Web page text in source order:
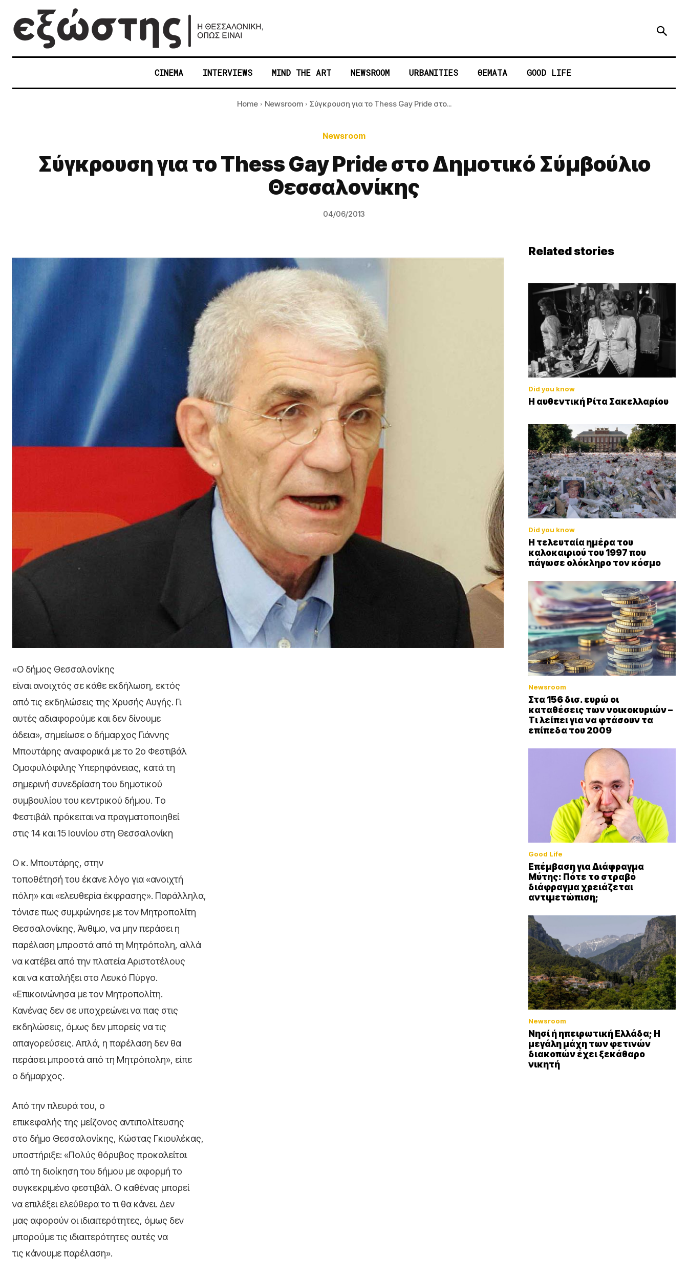
CINEMA INTERVIEWS MIND THE ART NEWSROOM URBANITIES ΘΕΜΑΤΑ GOOD LIFE
Home Newsroom Σύγκρουση για το Thess Gay Pride στο...
Newsroom
Σύγκρουση για το Thess Gay Pride στο Δημοτικό Σύμβούλιο
Θεσσαλονίκης
04/06/2013
«Ο δήμος Θεσσαλονίκης
είναι ανοιχτός σε κάθε εκδήλωση, εκτός
από τις εκδηλώσεις της Χρυσής Αυγής. Γι
αυτές αδιαφορούμε και δεν δίνουμε
άδεια», σημείωσε ο δήμαρχος Γιάννης
Μπουτάρης αναφορικά με το 2ο Φεστιβάλ
Ομοφυλόφιλης Υπερηφάνειας, κατά τη
σημερινή συνεδρίαση του δημοτικού
συμβουλίου του κεντρικού δήμου. Το
Φεστιβάλ πρόκειται να πραγματοποιηθεί
στις 14 και 15 Ιουνίου στη Θεσσαλονίκη
Ο κ. Μπουτάρης, στην
τοποθέτησή του έκανε λόγο για «ανοιχτή
πόλη» και «ελευθερία έκφρασης». Παράλληλα,
τόνισε πως συμφώνησε με τον Μητροπολίτη
Θεσσαλονίκης, Άνθιμο, να μην περάσει η
παρέλαση μπροστά από τη Μητρόπολη, αλλά
να κατέβει από την πλατεία Αριστοτέλους
και να καταλήξει στο Λευκό Πύργο.
«Επικοινώνησα με τον Μητροπολίτη.
Κανένας δεν σε υποχρεώνει να πας στις
εκδηλώσεις, όμως δεν μπορείς να τις
απαγορεύσεις. Απλά, η παρέλαση δεν θα
περάσει μπροστά από τη Μητρόπολη», είπε
ο δήμαρχος.
Από την πλευρά του, ο
επικεφαλής της μείζονος αντιπολίτευσης
στο δήμο Θεσσαλονίκης, Κώστας Γκιουλέκας,
υποστήριξε: «Πολύς θόρυβος προκαλείται
από τη διοίκηση του δήμου με αφορμή το
συγκεκριμένο φεστιβάλ. Ο καθένας μπορεί
να επιλέξει ελεύθερα το τι θα κάνει. Δεν
μας αφορούν οι ιδιαιτερότητες, όμως δεν
μπορούμε τις ιδιαιτερότητες αυτές να
τις κάνουμε παρέλαση».
Related stories
Did you know
Η αυθεντική Ρίτα Σακελλαρίου
Did you know
Η τελευταία ημέρα του
καλοκαιριού του 1997 που
πάγωσε ολόκληρο τον κόσμο
Newsroom
Στα 156 δισ. ευρώ οι
καταθέσεις των νοικοκυριών –
Τι λείπει για να φτάσουν τα
επίπεδα του 2009
Good Life
Επέμβαση για Διάφραγμα
Μύτης: Πότε το στραβό
διάφραγμα χρειάζεται
αντιμετώπιση;
Newsroom
Νησί ή ηπειρωτική Ελλάδα; Η
μεγάλη μάχη των φετινών
διακοπών έχει ξεκάθαρο
νικητή